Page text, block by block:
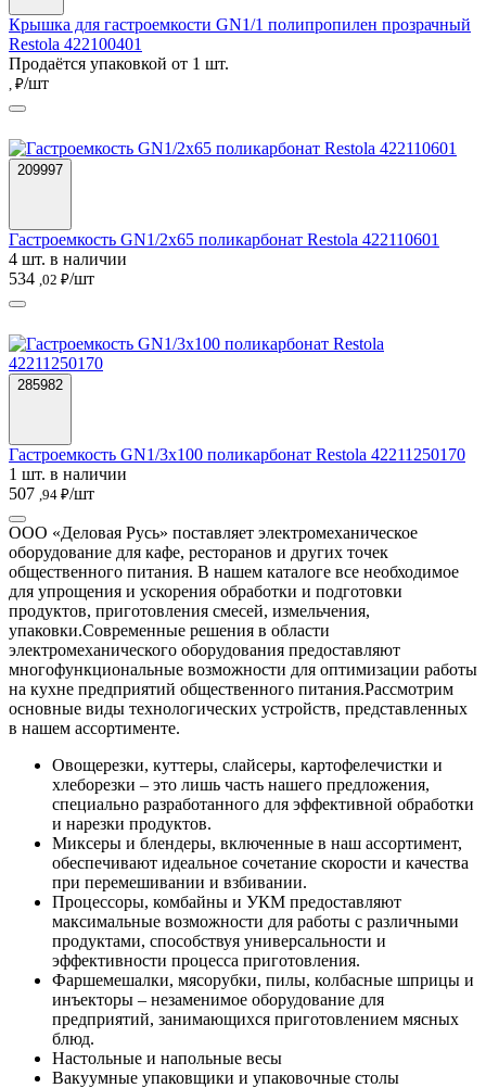
Крышка для гастроемкости GN1/1 полипропилен прозрачный
Restola 422100401
Продаётся упаковкой от 1 шт.
, ₽/шт
209997
Гастроемкость GN1/2х65 поликарбонат Restola 422110601
4 шт. в наличии
534 ,02 ₽/шт
285982
Гастроемкость GN1/3х100 поликарбонат Restola 42211250170
1 шт. в наличии
507 ,94 ₽/шт
ООО «Деловая Русь» поставляет электромеханическое
оборудование для кафе, ресторанов и других точек
общественного питания. В нашем каталоге все необходимое
для упрощения и ускорения обработки и подготовки
продуктов, приготовления смесей, измельчения,
упаковки.Современные решения в области
электромеханического оборудования предоставляют
многофункциональные возможности для оптимизации работы
на кухне предприятий общественного питания.Рассмотрим
основные виды технологических устройств, представленных
в нашем ассортименте.
Овощерезки, куттеры, слайсеры, картофелечистки и
хлеборезки – это лишь часть нашего предложения,
специально разработанного для эффективной обработки
и нарезки продуктов.
Миксеры и блендеры, включенные в наш ассортимент,
обеспечивают идеальное сочетание скорости и качества
при перемешивании и взбивании.
Процессоры, комбайны и УКМ предоставляют
максимальные возможности для работы с различными
продуктами, способствуя универсальности и
эффективности процесса приготовления.
Фаршемешалки, мясорубки, пилы, колбасные шприцы и
инъекторы – незаменимое оборудование для
предприятий, занимающихся приготовлением мясных
блюд.
Настольные и напольные весы
Вакуумные упаковщики и упаковочные столы